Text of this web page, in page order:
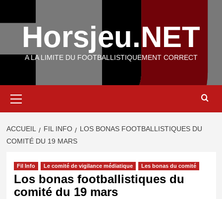
Horsjeu.NET
A LA LIMITE DU FOOTBALLISTIQUEMENT CORRECT
principal
ACCUEIL FIL INFO
LOS BONAS FOOTBALLISTIQUES DU
COMITÉ DU 19 MARS
Fil Info Le comité de vigilance médiatique Les bonas du comité
Los bonas footballistiques du
comité du 19 mars